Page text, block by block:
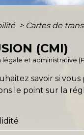
> Cartes de
(CMI)
légale et administrative
savoir si
le point sur la